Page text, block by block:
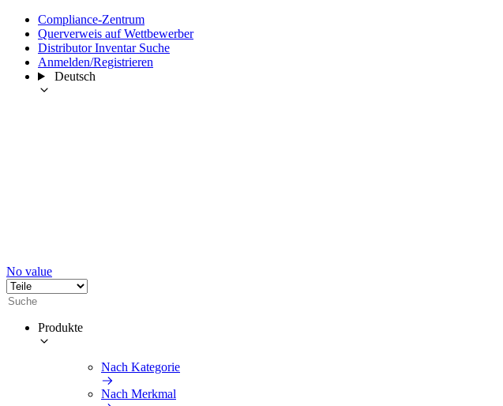
Compliance-Zentrum
Querverweis auf Wettbewerber
Distributor Inventar Suche
Anmelden/Registrieren
Deutsch
No value
Produkte
Nach Kategorie
Nach Merkmal